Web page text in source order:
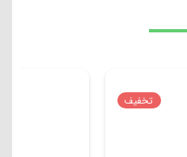
تخفیف